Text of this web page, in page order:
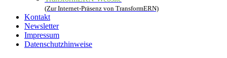
(Zur Internet-Präsenz von TransformERN)
Kontakt
Newsletter
Impressum
Datenschutzhinweise